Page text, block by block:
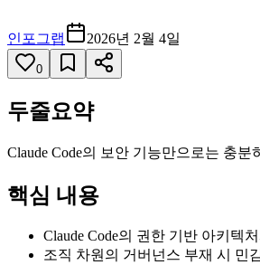
인포그랩 2026년 2월 4일
0
두줄요약
Claude Code의 보안 기능만으로는 충
핵심 내용
Claude Code의 권한 기반 아키텍
조직 차원의 거버넌스 부재 시 민